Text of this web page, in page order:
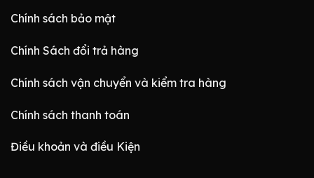
Chính sách bảo mật
Chính Sách đổi trả hàng
Chính sách vận chuyển và kiểm tra hàng
Chính sách thanh toán
Điều khoản và điều Kiện